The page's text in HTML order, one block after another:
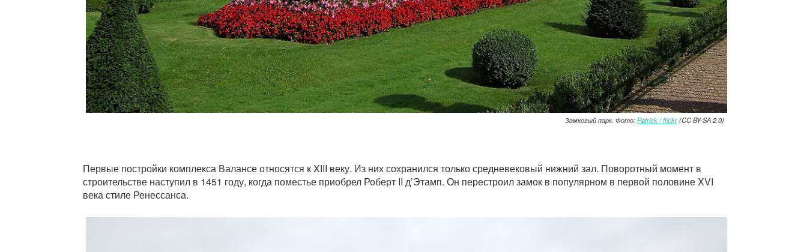
Замковый парк. Фото:Patrick / flickr(CC BY-SA 2.0)
Первые постройки комплекса Валансе относятся к XIII веку. Из них сохранился только средневековый нижний зал. Поворотный момент в
строительстве наступил в 1451 году, когда поместье приобрел Роберт II д’Этамп. Он перестроил замок в популярном в первой половине XVI
века стиле Ренессанса.